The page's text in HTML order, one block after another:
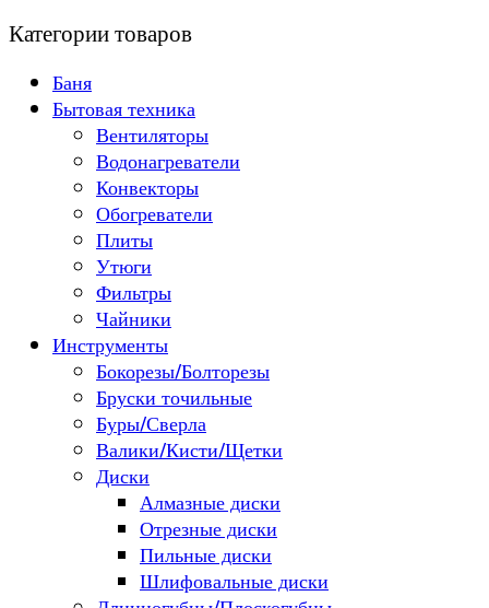
Категории товаров
Баня
Бытовая техника
Вентиляторы
Водонагреватели
Конвекторы
Обогреватели
Плиты
Утюги
Фильтры
Чайники
Инструменты
Бокорезы/Болторезы
Бруски точильные
Буры/Сверла
Валики/Кисти/Щетки
Диски
Алмазные диски
Отрезные диски
Пильные диски
Шлифовальные диски